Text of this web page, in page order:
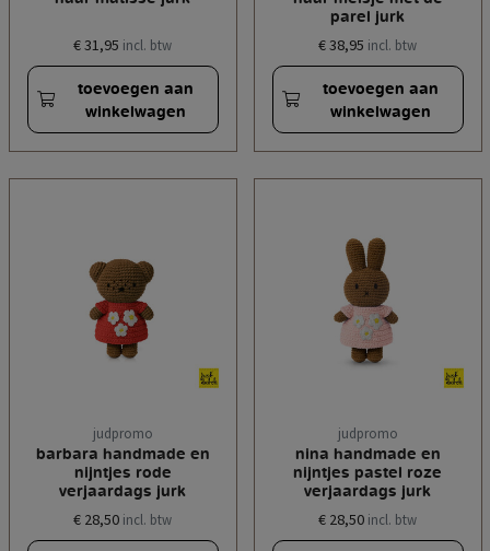
€ 31,95 incl. btw
toevoegen aan
winkelwagen
parel jurk
€ 38,95 incl. btw
toevoegen aan
winkelwagen
judpromo
barbara handmade en
nijntjes rode
verjaardags jurk
€ 28,50 incl. btw
judpromo
nina handmade en
nijntjes pastel roze
verjaardags jurk
€ 28,50 incl. btw